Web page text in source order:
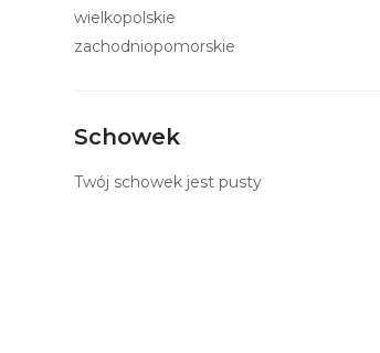
wielkopolskie
zachodniopomorskie
Schowek
Twój schowek jest pusty